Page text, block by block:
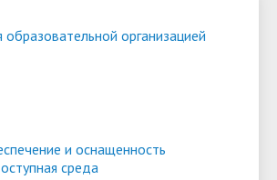
образовательной организацией
и оснащенность
среда